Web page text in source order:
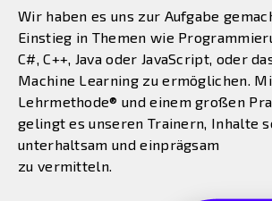
Wir haben es uns zur Aufgabe
Einstieg in Themen wie
C#, C++, Java oder JavaScript, oder
Machine Learning zu ermöglichen.
Lehrmethode® und einem großen
gelingt es unseren Trainern, Inhalte
unterhaltsam und einprägsam
zu vermitteln.